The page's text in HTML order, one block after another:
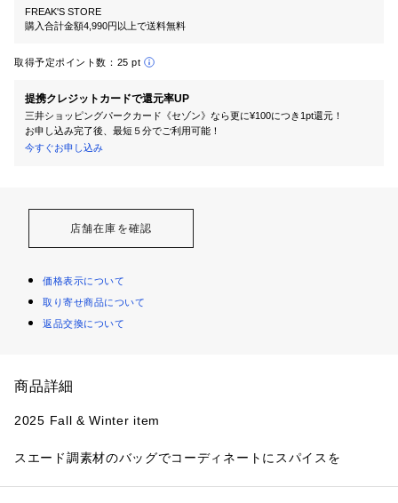
FREAK'S STORE
購入合計金額4,990円以上で送料無料
取得予定ポイント数： 25 pt
提携クレジットカードで還元率UP
三井ショッピングパークカード《セゾン》なら更に¥100につき1pt還元！
お申し込み完了後、最短５分でご利用可能！
今すぐお申し込み
店舗在庫を確認
価格表示について
取り寄せ商品について
返品交換について
商品詳細
2025 Fall & Winter item
スエード調素材のバッグでコーディネートにスパイスを